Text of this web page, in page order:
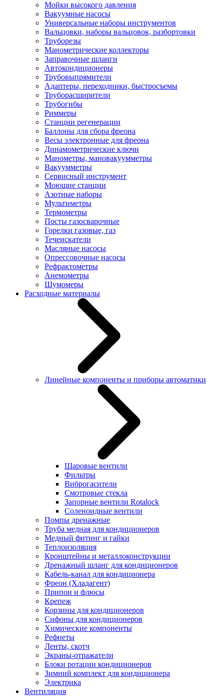
Мойки высокого давления
Вакуумные насосы
Универсальные наборы инструментов
Вальцовки, наборы вальцовок, разбортовки
Труборезы
Манометрические коллекторы
Заправочные шланги
Автокондиционеры
Трубовыпрямители
Адаптеры, переходники, быстросъемы
Труборасширители
Трубогибы
Риммеры
Станции регенерации
Баллоны для сбора фреона
Весы электронные для фреона
Динамометрические ключи
Манометры, мановакуумметры
Вакуумметры
Сервисный инструмент
Моющие станции
Азотные наборы
Мультиметры
Термометры
Посты газосварочные
Горелки газовые, газ
Течеискатели
Масляные насосы
Опрессовочные насосы
Рефрактометры
Анемометры
Шумомеры
Расходные материалы
Линейные компоненты и приборы автоматики
Шаровые вентили
Фильтры
Виброгасители
Смотровые стекла
Запорные вентили Rotalock
Соленоидные вентили
Помпы дренажные
Труба медная для кондиционеров
Медный фитинг и гайки
Теплоизоляция
Кронштейны и металлоконструкции
Дренажный шланг для кондиционеров
Кабель-канал для кондиционера
Фреон (Хладагент)
Припои и флюсы
Крепеж
Корзины для кондиционеров
Сифоны для кондиционеров
Химические компоненты
Рефнеты
Ленты, скотч
Экраны-отражатели
Блоки ротации кондиционеров
Зимний комплект для кондиционера
Электрика
Вентиляция